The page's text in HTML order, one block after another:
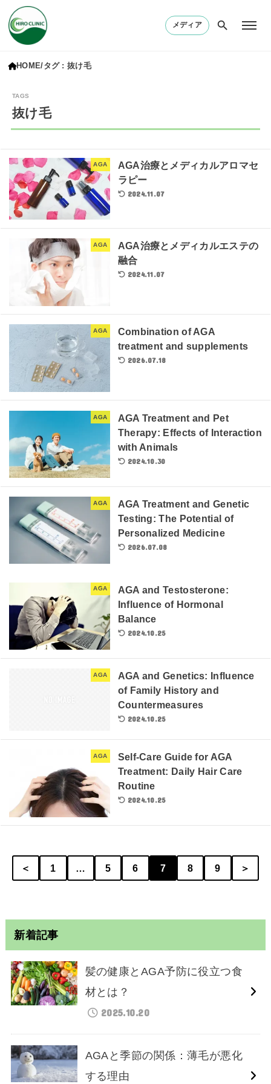
メディア
HOME タグ : 抜け毛
抜け毛
AGA
AGA治療とメディカルアロマセ
ラピー
2024.11.07
AGA
AGA治療とメディカルエステの
融合
2024.11.07
AGA
Combination of AGA
treatment and supplements
2026.07.18
AGA
AGA Treatment and Pet
Therapy: Effects of Interaction
with Animals
2024.10.30
AGA
AGA Treatment and Genetic
Testing: The Potential of
Personalized Medicine
2026.07.08
AGA
AGA and Testosterone:
Influence of Hormonal
Balance
2024.10.25
AGA
AGA and Genetics: Influence
of Family History and
Countermeasures
2024.10.25
AGA
Self-Care Guide for AGA
Treatment: Daily Hair Care
Routine
2024.10.25
＜ 1 5 6 7 8 9 ＞
新着記事
髪の健康とAGA予防に役立つ食
材とは？
2025.10.20
AGAと季節の関係：薄毛が悪化
する理由